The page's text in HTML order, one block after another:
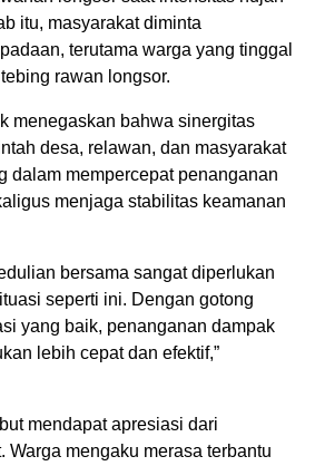
itu, masyarakat diminta
terutama warga yang tinggal
rawan longsor.
menegaskan bahwa sinergitas
desa, relawan, dan masyarakat
dalam mempercepat penanganan
menjaga stabilitas keamanan
bersama sangat diperlukan
seperti ini. Dengan gotong
yang baik, penanganan dampak
lebih cepat dan efektif,”
mendapat apresiasi dari
Warga mengaku merasa terbantu